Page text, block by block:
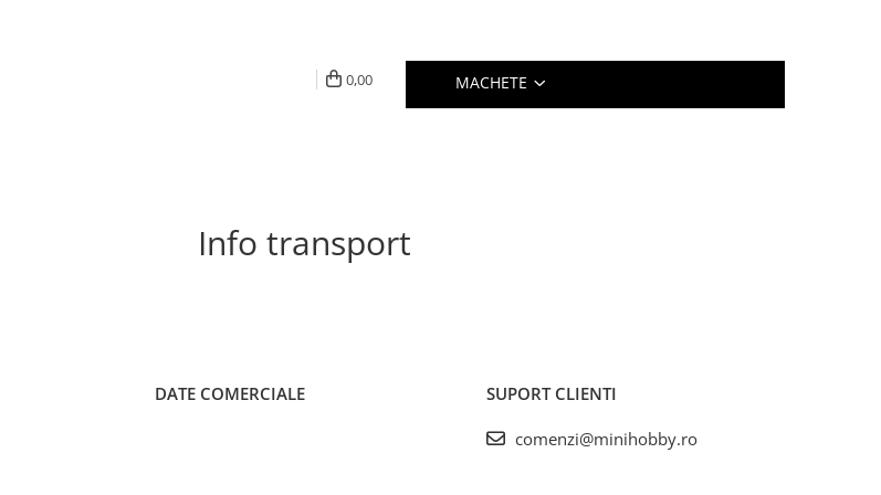
0,00 MACHETE
Info transport
DATE COMERCIALE SUPORT CLIENTI
comenzi@minihobby.ro